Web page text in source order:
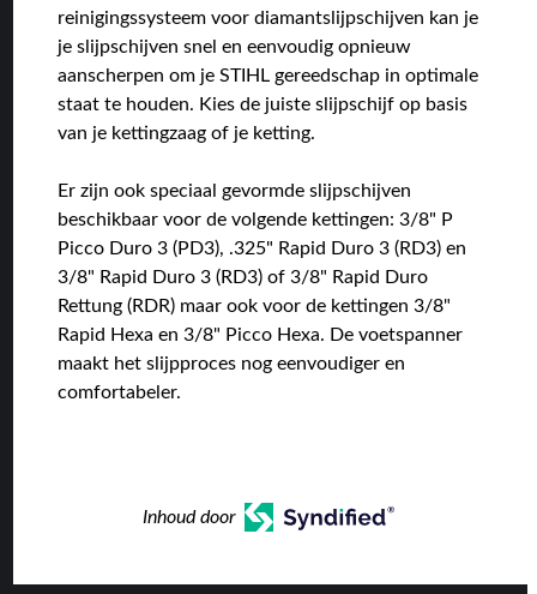
reinigingssysteem voor diamantslijpschijven kan je
je slijpschijven snel en eenvoudig opnieuw
aanscherpen om je STIHL gereedschap in optimale
staat te houden. Kies de juiste slijpschijf op basis
van je kettingzaag of je ketting.
Er zijn ook speciaal gevormde slijpschijven
beschikbaar voor de volgende kettingen: 3/8" P
Picco Duro 3 (PD3), .325" Rapid Duro 3 (RD3) en
3/8" Rapid Duro 3 (RD3) of 3/8" Rapid Duro
Rettung (RDR) maar ook voor de kettingen 3/8"
Rapid Hexa en 3/8" Picco Hexa. De voetspanner
maakt het slijpproces nog eenvoudiger en
comfortabeler.
Inhoud door